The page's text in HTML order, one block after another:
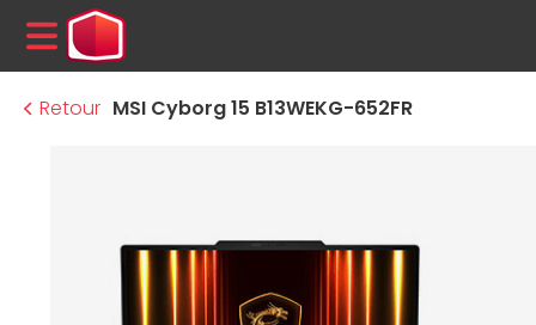
MENU
Retour MSI Cyborg 15 B13WEKG-652FR